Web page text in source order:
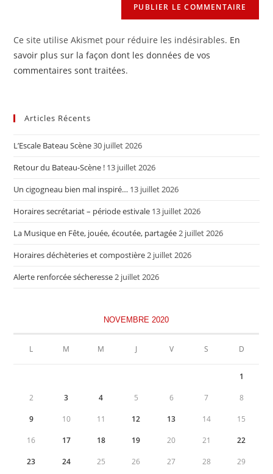
Ce site utilise Akismet pour réduire les indésirables. En
savoir plus sur la façon dont les données de vos
commentaires sont traitées.
Articles Récents
L’Escale Bateau Scène30 juillet 2026
Retour du Bateau-Scène ! 13 juillet 2026
Un cigogneau bien mal inspiré… 13 juillet 2026
Horaires secrétariat – période estivale 13 juillet 2026
La Musique en Fête, jouée, écoutée, partagée2 juillet 2026
Horaires déchèteries et compostière2 juillet 2026
Alerte renforcée sécheresse2 juillet 2026
NOVEMBRE 2020
L M M J V S D
1
2 3 4 5 6 7 8
9 10 11 12 13 14 15
16 17 18 19 20 21 22
23 24 25 26 27 28 29